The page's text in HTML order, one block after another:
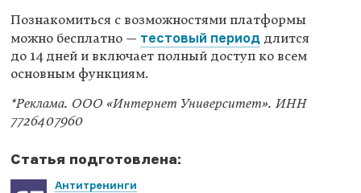
Познакомиться с возможностями платформы
можно бесплатно — тестовый период длится
до 14 дней и включает полный доступ ко всем
основным функциям.
*Реклама. ООО «Интернет Университет». ИНН
7726407960
Статья подготовлена:
Антитренинги